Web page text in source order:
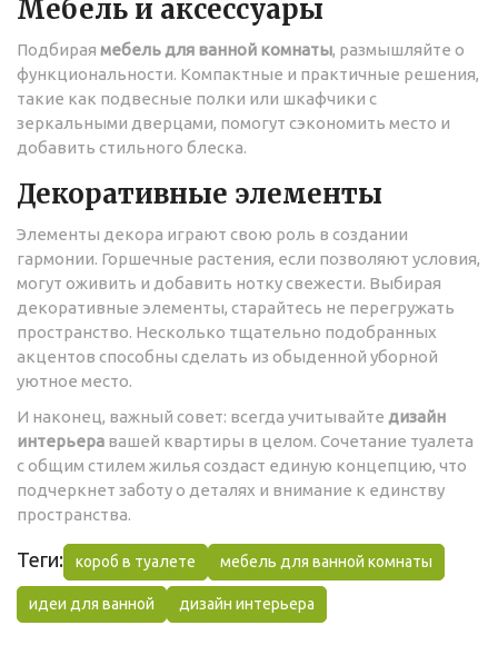
Мебель и аксессуары
Подбирая мебель для ванной комнаты, размышляйте о
функциональности. Компактные и практичные решения,
такие как подвесные полки или шкафчики с
зеркальными дверцами, помогут сэкономить место и
добавить стильного блеска.
Декоративные элементы
Элементы декора играют свою роль в создании
гармонии. Горшечные растения, если позволяют условия,
могут оживить и добавить нотку свежести. Выбирая
декоративные элементы, старайтесь не перегружать
пространство. Несколько тщательно подобранных
акцентов способны сделать из обыденной уборной
уютное место.
И наконец, важный совет: всегда учитывайте дизайн
интерьера вашей квартиры в целом. Сочетание туалета
с общим стилем жилья создаст единую концепцию, что
подчеркнет заботу о деталях и внимание к единству
пространства.
Теги: короб в туалете мебель для ванной комнаты
идеи для ванной дизайн интерьера